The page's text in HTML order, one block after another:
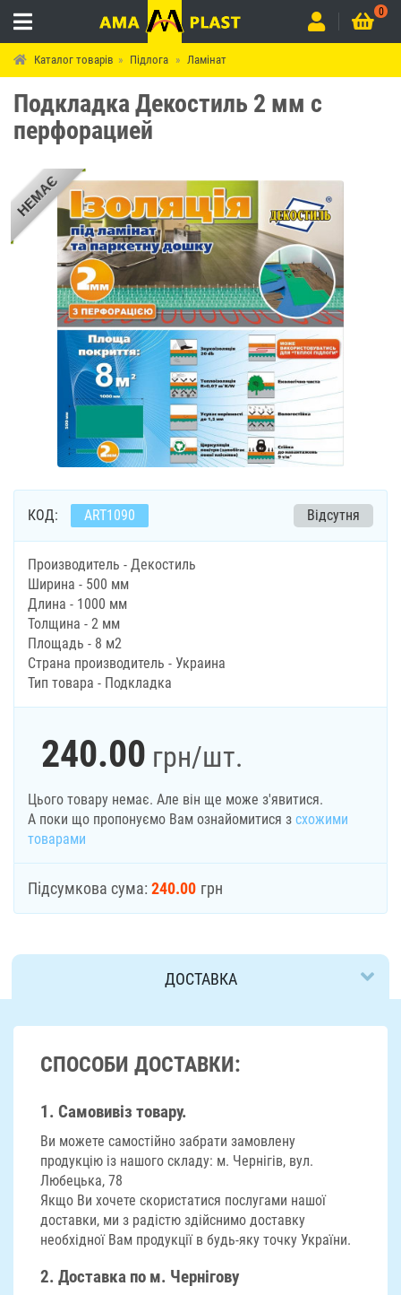
0
Каталог товарів Підлога Ламінат
Подкладка Декостиль 2 мм с
перфорацией
НЕМАЄ
КОД: ART1090 Відсутня
Производитель - Декостиль
Ширина - 500 мм
Длина - 1000 мм
Толщина - 2 мм
Площадь - 8 м2
Страна производитель - Украина
Тип товара - Подкладка
240.00 грн/шт.
Цього товару немає. Але він ще може з'явитися.
А поки що пропонуємо Вам ознайомитися з схожими
товарами
Підсумкова сума: 240.00 грн
ДОСТАВКА
СПОСОБИ ДОСТАВКИ:
1. Самовивіз товару.
Ви можете самостійно забрати замовлену
продукцію із нашого складу: м. Чернігів, вул.
Любецька, 78
Якщо Ви хочете скористатися послугами нашої
доставки, ми з радістю здійснимо доставку
необхідної Вам продукції в будь-яку точку України.
2. Доставка по м. Чернігову